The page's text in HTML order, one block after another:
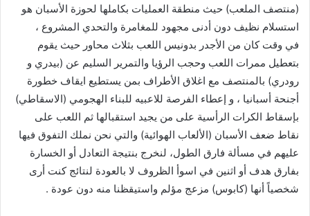
(منتصف الملعب) حيث منطقة العمليات بكاملها لحوزة الأسبان هو
استسلام نظيف دون أدنى مجهود للمغامرة والتحدي المشروع ،
في وقت كان من الأجدر بدونيس اللعب بثلاث محاور حيث يقوم
بتعطيل ممرات اللعب وحجب الرؤيا والتمرير السليم عن (بيدري و
رودري) بالمنتصف مع اغلاق الأطراف بمن يستطيع ايقاف خطورة
أجنحة أسبانيا ، و إعطاء الفرصة للاعبيه للبناء الهجومي (الاسقاطي)
بإسقاط الكرات الرأسية على من يجيد استقبالها ثم اللعب على
نقاط ضعف الأسبان (الألعاب الهوائية) والتي نحن نملك التفوق فيها
عليهم في مسألة فارق الطول، لنخرج بنتيجة التعادل أو الخسارة
بفارق هدف أو اثنين في اسوأ الظروف لا بالعودة لنتائج كنت أرى
شخصياً أنها (كابوس) مزعج مؤلم واستيقظنا منه دون عودة .